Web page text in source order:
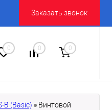
Заказать звонок
0 0 0
B (Basic)
Винтовой